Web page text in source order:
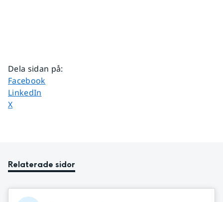
Dela sidan på:
Dela sidan på
Facebook
Dela sidan på
LinkedIn
Dela sidan på
X
Relaterade sidor